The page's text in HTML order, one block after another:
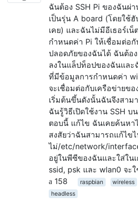
ฉันต้อง SSH Pi ของฉันผ่
เป็นรุ่น A board (โดยใช้
เคย) และฉันไม่มีอีเธอร์เ
กำหนดค่า Pi ให้เชื่อมต่อ
ปลอดภัยของฉันได้ ฉันต้อง
ลงในแล็ปท็อปของฉันและ
ที่มีข้อมูลการกำหนดค่า
จะเชื่อมต่อกับเครือข่ายข
เริ่มต้นขึ้นดังนั้นฉันจึงสาม
ฉันรู้วิธีเปิดใช้งาน SSH
ตอบนี้ แก้ไข ฉันเคยค้นหา
สงสัยว่าฉันสามารถแก้ไข
ไม่/etc/network/
อยู่ในพีซีของฉันและใส่ใน
ssid, psk และ wlan0 จ
158
raspbian wireless
headless